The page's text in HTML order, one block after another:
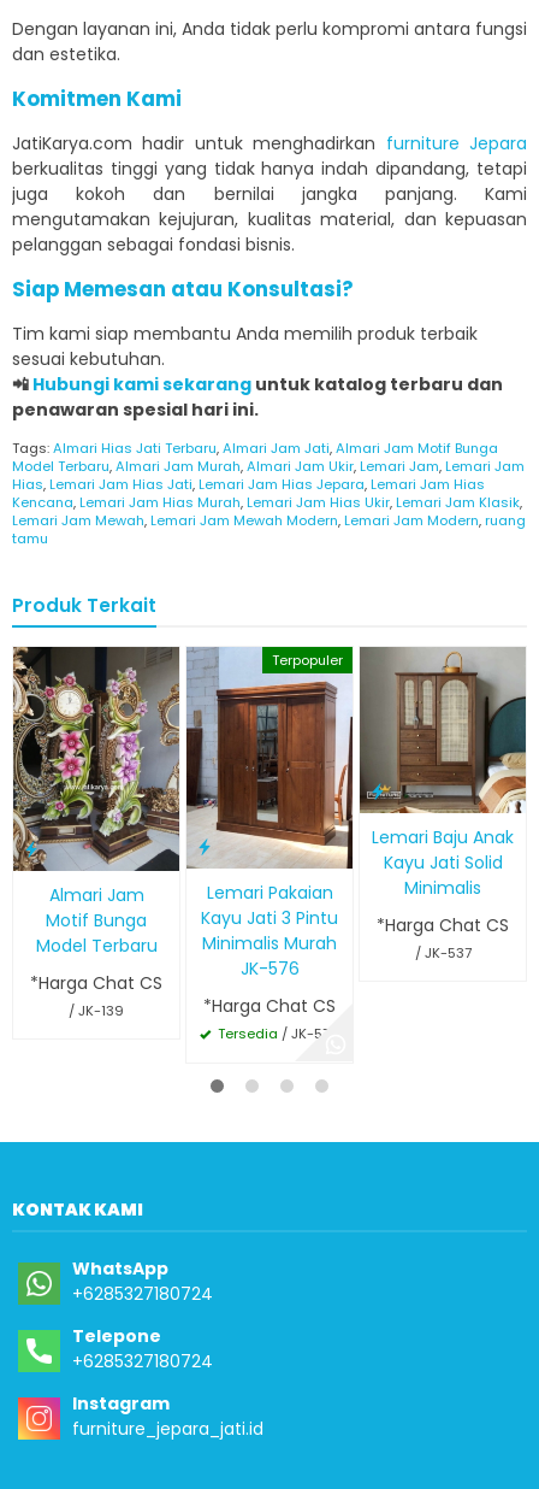
Dengan layanan ini, Anda tidak perlu kompromi antara fungsi
dan estetika.
Komitmen Kami
JatiKarya.com hadir untuk menghadirkan furniture Jepara
berkualitas tinggi yang tidak hanya indah dipandang, tetapi
juga kokoh dan bernilai jangka panjang. Kami
mengutamakan kejujuran, kualitas material, dan kepuasan
pelanggan sebagai fondasi bisnis.
Siap Memesan atau Konsultasi?
Tim kami siap membantu Anda memilih produk terbaik
sesuai kebutuhan.
📲 Hubungi kami sekarang untuk katalog terbaru dan
penawaran spesial hari ini.
Tags:Almari Hias Jati Terbaru,Almari Jam Jati,Almari Jam Motif Bunga
Model Terbaru,Almari Jam Murah,Almari Jam Ukir,Lemari Jam,Lemari Jam
Hias,Lemari Jam Hias Jati,Lemari Jam Hias Jepara,Lemari Jam Hias
Kencana,Lemari Jam Hias Murah,Lemari Jam Hias Ukir,Lemari Jam Klasik,
Lemari Jam Mewah,Lemari Jam Mewah Modern,Lemari Jam Modern,ruang
tamu
Produk Terkait
Almari Jam
Motif Bunga
Model Terbaru
*Harga Chat CS
/ JK-139
Terpopuler
Lemari Pakaian
Kayu Jati 3 Pintu
Minimalis Murah
JK-576
*Harga Chat CS
Tersedia / JK-576
Lemari Baju Anak
Kayu Jati Solid
Minimalis
*Harga Chat CS
/ JK-537
KONTAK KAMI
WhatsApp
+6285327180724
Telepone
+6285327180724
Instagram
furniture_jepara_jati.id